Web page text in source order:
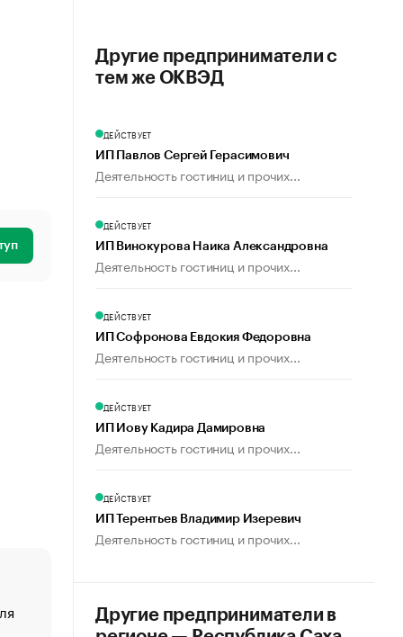
«От спорта тело стареет иначе». Как живет глава
создавшей GTA
Другие предприниматели с
тем же ОКВЭД
ДЕЙСТВУЕТ
ИП Павлов Сергей Герасимович
Деятельность гостиниц и прочих...
ДЕЙСТВУЕТ
ИП Винокурова Наика Александровна
Деятельность гостиниц и прочих...
ДЕЙСТВУЕТ
ИП Софронова Евдокия Федоровна
Деятельность гостиниц и прочих...
ДЕЙСТВУЕТ
ИП Иову Кадира Дамировна
Деятельность гостиниц и прочих...
ДЕЙСТВУЕТ
ИП Терентьев Владимир Изеревич
Деятельность гостиниц и прочих...
Другие предприниматели в